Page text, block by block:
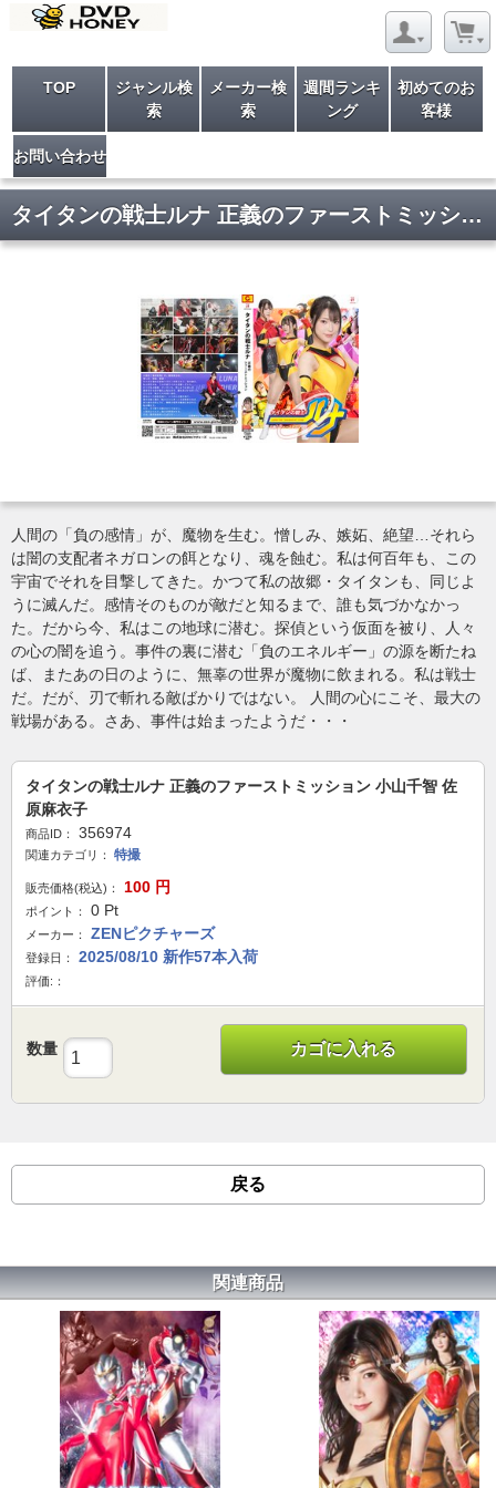
TOP
ジャンル検
索
メーカー検
索
週間ランキ
ング
初めてのお
客様
お問い合わせ
タイタンの戦士ルナ 正義のファーストミッション 小山千智 佐原麻衣子
人間の「負の感情」が、魔物を生む。憎しみ、嫉妬、絶望…それら
は闇の支配者ネガロンの餌となり、魂を蝕む。私は何百年も、この
宇宙でそれを目撃してきた。かつて私の故郷・タイタンも、同じよ
うに滅んだ。感情そのものが敵だと知るまで、誰も気づかなかっ
た。だから今、私はこの地球に潜む。探偵という仮面を被り、人々
の心の闇を追う。事件の裏に潜む「負のエネルギー」の源を断たね
ば、またあの日のように、無辜の世界が魔物に飲まれる。私は戦士
だ。だが、刃で斬れる敵ばかりではない。 人間の心にこそ、最大の
戦場がある。さあ、事件は始まったようだ・・・
タイタンの戦士ルナ 正義のファーストミッション 小山千智 佐
原麻衣子
商品ID： 356974
関連カテゴリ： 特撮
販売価格(税込)： 100 円
ポイント： 0 Pt
メーカー： ZENピクチャーズ
登録日： 2025/08/10 新作57本入荷
評価:：
数量 カゴに入れる
戻る
関連商品